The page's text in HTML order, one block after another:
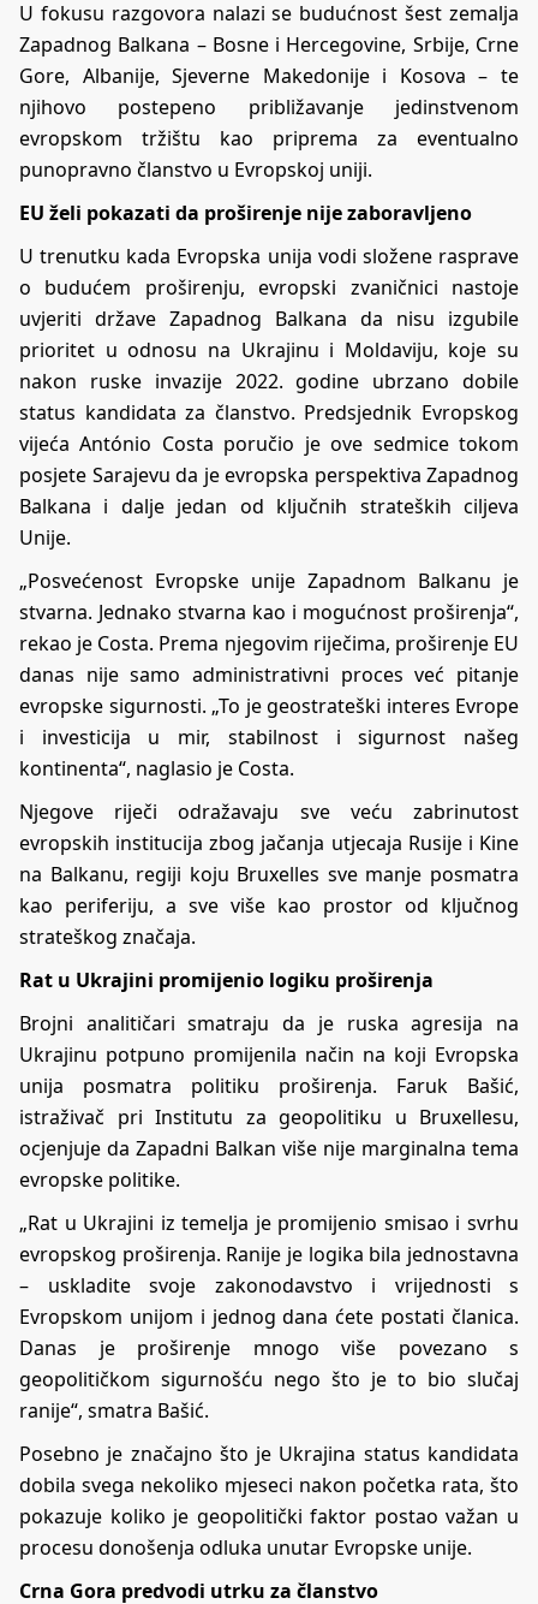
U fokusu razgovora nalazi se budućnost šest zemalja
Zapadnog Balkana – Bosne i Hercegovine, Srbije, Crne
Gore, Albanije, Sjeverne Makedonije i Kosova – te
njihovo postepeno približavanje jedinstvenom
evropskom tržištu kao priprema za eventualno
punopravno članstvo u Evropskoj uniji.
EU želi pokazati da proširenje nije zaboravljeno
U trenutku kada Evropska unija vodi složene rasprave
o budućem proširenju, evropski zvaničnici nastoje
uvjeriti države Zapadnog Balkana da nisu izgubile
prioritet u odnosu na Ukrajinu i Moldaviju, koje su
nakon ruske invazije 2022. godine ubrzano dobile
status kandidata za članstvo. Predsjednik Evropskog
vijeća António Costa poručio je ove sedmice tokom
posjete Sarajevu da je evropska perspektiva Zapadnog
Balkana i dalje jedan od ključnih strateških ciljeva
Unije.
„Posvećenost Evropske unije Zapadnom Balkanu je
stvarna. Jednako stvarna kao i mogućnost proširenja“,
rekao je Costa. Prema njegovim riječima, proširenje EU
danas nije samo administrativni proces već pitanje
evropske sigurnosti. „To je geostrateški interes Evrope
i investicija u mir, stabilnost i sigurnost našeg
kontinenta“, naglasio je Costa.
Njegove riječi odražavaju sve veću zabrinutost
evropskih institucija zbog jačanja utjecaja Rusije i Kine
na Balkanu, regiji koju Bruxelles sve manje posmatra
kao periferiju, a sve više kao prostor od ključnog
strateškog značaja.
Rat u Ukrajini promijenio logiku proširenja
Brojni analitičari smatraju da je ruska agresija na
Ukrajinu potpuno promijenila način na koji Evropska
unija posmatra politiku proširenja. Faruk Bašić,
istraživač pri Institutu za geopolitiku u Bruxellesu,
ocjenjuje da Zapadni Balkan više nije marginalna tema
evropske politike.
„Rat u Ukrajini iz temelja je promijenio smisao i svrhu
evropskog proširenja. Ranije je logika bila jednostavna
– uskladite svoje zakonodavstvo i vrijednosti s
Evropskom unijom i jednog dana ćete postati članica.
Danas je proširenje mnogo više povezano s
geopolitičkom sigurnošću nego što je to bio slučaj
ranije“, smatra Bašić.
Posebno je značajno što je Ukrajina status kandidata
dobila svega nekoliko mjeseci nakon početka rata, što
pokazuje koliko je geopolitički faktor postao važan u
procesu donošenja odluka unutar Evropske unije.
Crna Gora predvodi utrku za članstvo